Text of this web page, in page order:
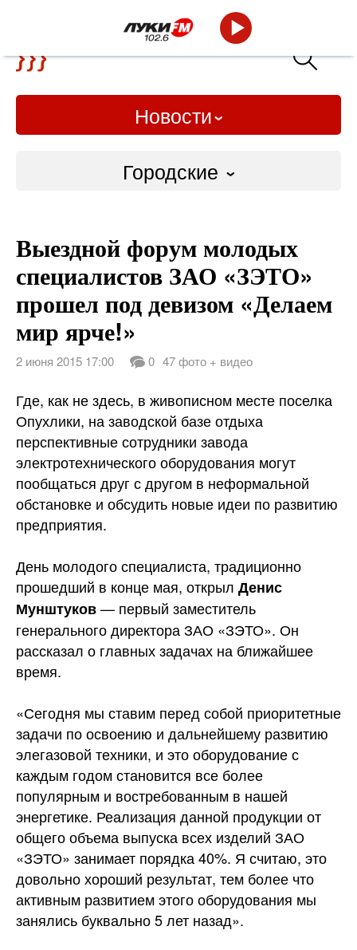
Новости
Городские
Слово Дело
Народные
Выездной форум молодых
специалистов ЗАО «ЗЭТО»
прошел под девизом «Делаем
мир ярче!»
2 июня 2015 17:00 0 47 фото + видео
Где, как не здесь, в живописном месте поселка
Опухлики, на заводской базе отдыха
перспективные сотрудники завода
электротехнического оборудования могут
пообщаться друг с другом в неформальной
обстановке и обсудить новые идеи по развитию
предприятия.
День молодого специалиста, традиционно
прошедший в конце мая, открыл Денис
Мунштуков— первый заместитель
генерального директора ЗАО «ЗЭТО». Он
рассказал о главных задачах на ближайшее
время.
«Сегодня мы ставим перед собой приоритетные
задачи по освоению и дальнейшему развитию
элегазовой техники, и это оборудование с
каждым годом становится все более
популярным и востребованным в нашей
энергетике. Реализация данной продукции от
общего объема выпуска всех изделий ЗАО
«ЗЭТО» занимает порядка 40%. Я считаю, это
довольно хороший результат, тем более что
активным развитием этого оборудования мы
занялись буквально 5 лет назад».